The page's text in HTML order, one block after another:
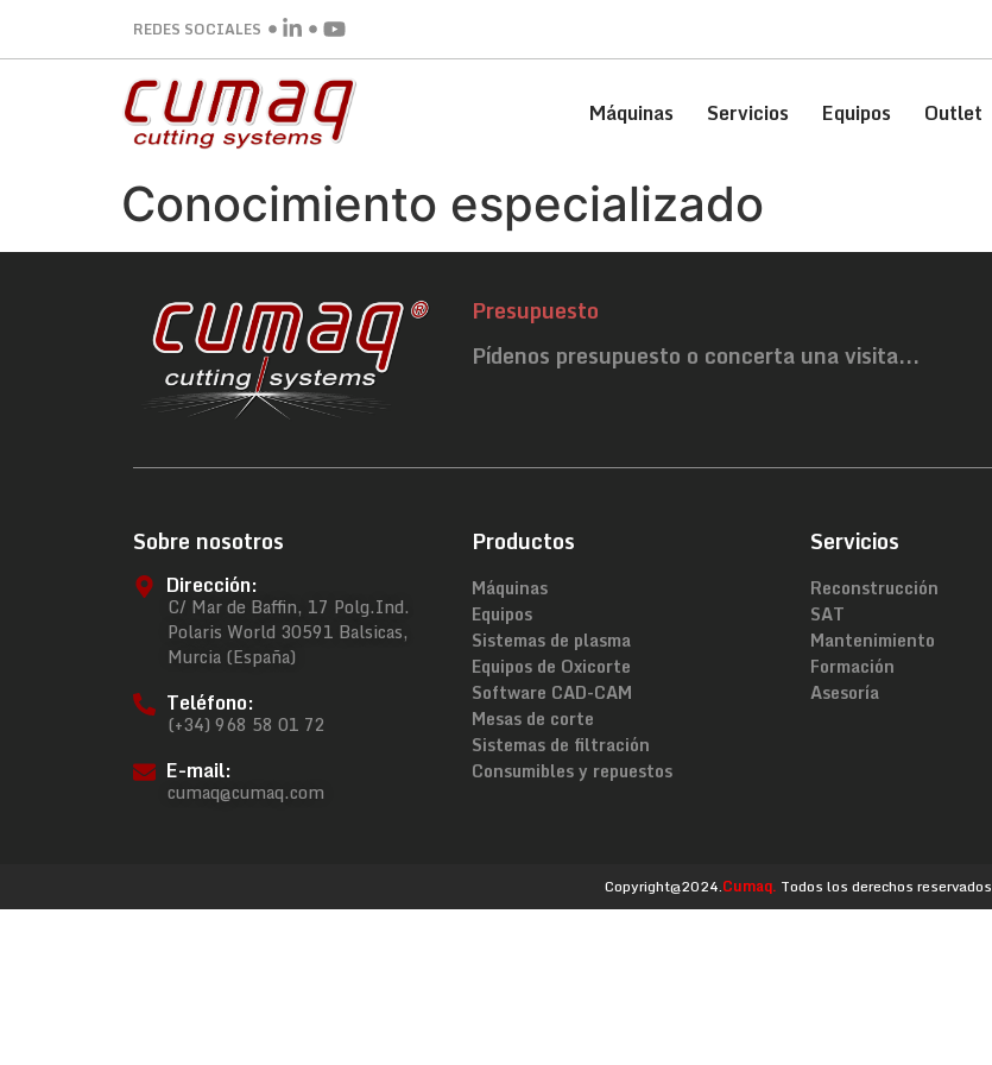
REDES SOCIALES
Máquinas Servicios Equipos Outlet
Conocimiento especializado
Presupuesto
Pídenos presupuesto o concerta una visita...
Sobre nosotros
Dirección:
C/ Mar de Baffin, 17 Polg.Ind.
Polaris World 30591 Balsicas,
Murcia (España)
Teléfono:
(+34) 968 58 01 72
E-mail:
cumaq@cumaq.com
Productos
Máquinas
Equipos
Sistemas de plasma
Equipos de Oxicorte
Software CAD-CAM
Mesas de corte
Sistemas de filtración
Consumibles y repuestos
Servicios
Reconstrucción
SAT
Mantenimiento
Formación
Asesoría
Copyright@2024.Cumaq. Todos los derechos reservados